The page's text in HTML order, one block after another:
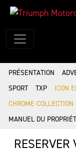
PRÉSENTATION
SPORT
TXP ICON
CHROME COLLECTION
MANUEL DU
RESERVER